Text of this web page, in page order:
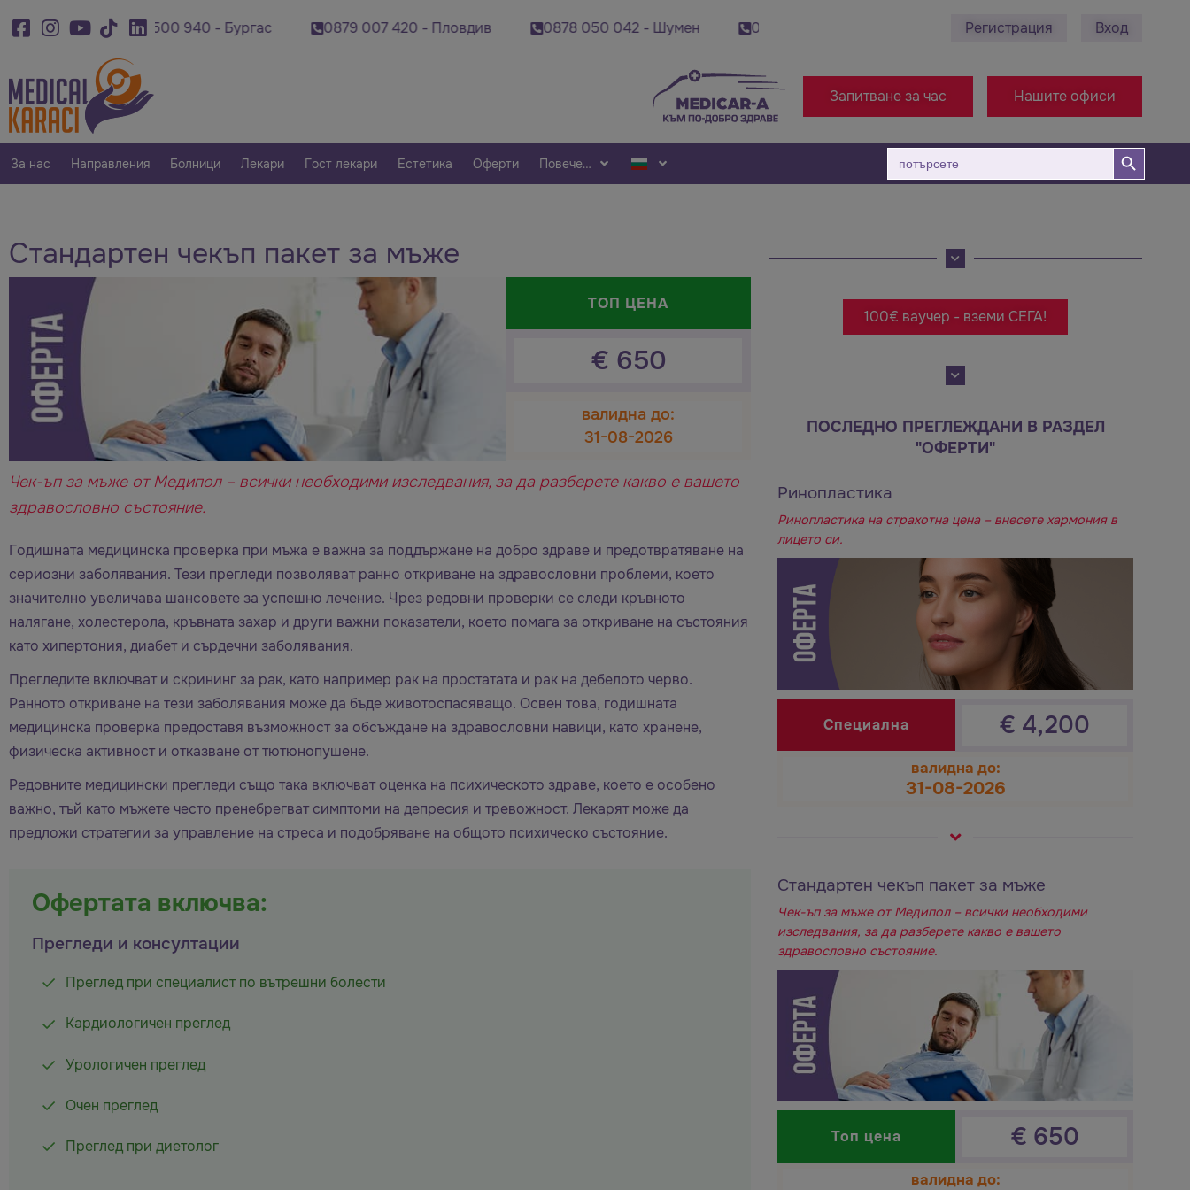
0878 500 940 - Бургас 0879 007 420 - Пловдив 0878 050 042 - Шумен 0878 495 689 - Ст. Загора +38971314005 - Офис Македония
Регистрация Вход
Запитване за час Нашите офиси
За нас Направления Болници Лекари Гост лекари Естетика Оферти Повече…
Търсене
за:
Бутон за търсене
Стандартен чекъп пакет за мъже
ТОП ЦЕНА
€ 650
валидна до:
31-08-2026
Чек-ъп за мъже от Медипол – всички необходими изследвания, за да разберете какво е вашето
здравословно състояние.
Годишната медицинска проверка при мъжа е важна за поддържане на добро здраве и предотвратяване на
сериозни заболявания. Тези прегледи позволяват ранно откриване на здравословни проблеми, което
значително увеличава шансовете за успешно лечение. Чрез редовни проверки се следи кръвното
налягане, холестерола, кръвната захар и други важни показатели, което помага за откриване на състояния
като хипертония, диабет и сърдечни заболявания.
Прегледите включват и скрининг за рак, като например рак на простатата и рак на дебелото черво.
Ранното откриване на тези заболявания може да бъде животоспасяващо. Освен това, годишната
медицинска проверка предоставя възможност за обсъждане на здравословни навици, като хранене,
физическа активност и отказване от тютюнопушене.
Редовните медицински прегледи също така включват оценка на психическото здраве, което е особено
важно, тъй като мъжете често пренебрегват симптоми на депресия и тревожност. Лекарят може да
предложи стратегии за управление на стреса и подобряване на общото психическо състояние.
Офертата включва:
Прегледи и консултации
Преглед при специалист по вътрешни болести
Кардиологичен преглед
Урологичен преглед
Очен преглед
Преглед при диетолог
100€ ваучер - вземи СЕГА!
ПОСЛЕДНО ПРЕГЛЕЖДАНИ В РАЗДЕЛ
"ОФЕРТИ"
Ринопластика
Ринопластика на страхотна цена – внесете хармония в
лицето си.
Специална € 4,200
валидна до:
31-08-2026
Стандартен чекъп пакет за мъже
Чек-ъп за мъже от Медипол – всички необходими
изследвания, за да разберете какво е вашето
здравословно състояние.
Топ цена € 650
валидна до: